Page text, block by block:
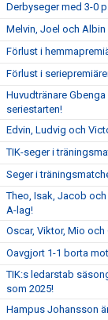
Derbyseger med 3-0
Melvin, Joel och Albin
Förlust i
Förlust i
Huvudtränare
seriestarten!
Edvin, Ludvig och
TIK-seger i
Seger i
Theo, Isak, Jacob
A-lag!
Oscar, Viktor, Mio
Oavgjort 1-1 borta
TIK:s ledarstab
som 2025!
Hampus Johansson